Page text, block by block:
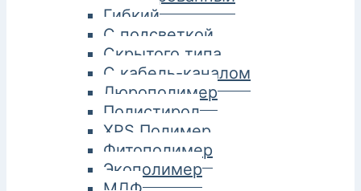
Гибкий
С подсветкой
Скрытого типа
С кабель-каналом
Дюрополимер
Полистирол
XPS Полимер
Фитополимер
Экополимер